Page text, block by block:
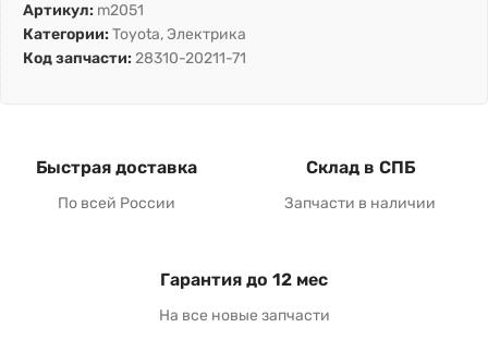
Артикул: m2051
Категории: Toyota,Электрика
Код запчасти: 28310-20211-71
Быстрая доставка
По всей России
Склад в СПБ
Запчасти в наличии
Гарантия до 12 мес
На все новые запчасти